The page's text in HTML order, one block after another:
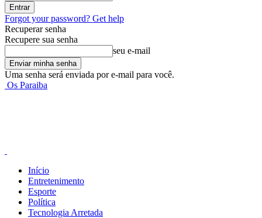
Forgot your password? Get help
Recuperar senha
Recupere sua senha
seu e-mail
Uma senha será enviada por e-mail para você.
Os Paraiba
Início
Entretenimento
Esporte
Política
Tecnologia Arretada